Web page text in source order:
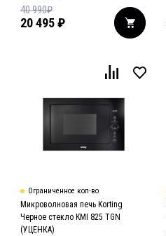
20 495₽
40 990₽
Ограниченное кол-во
Микроволновая печь Korting
Черное стекло KMI 825 TGN
(УЦЕНКА)